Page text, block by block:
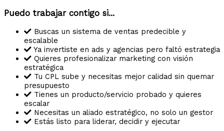
Puedo trabajar contigo si...
Buscas un sistema de ventas predecible y
escalable
Ya invertiste en ads y agencias pero faltó estrategia
Quieres profesionalizar marketing con visión
estratégica
Tu CPL sube y necesitas mejor calidad sin quemar
presupuesto
Tienes un producto/servicio probado y quieres
escalar
Necesitas un aliado estratégico, no solo un gestor
Estás listo para liderar, decidir y ejecutar